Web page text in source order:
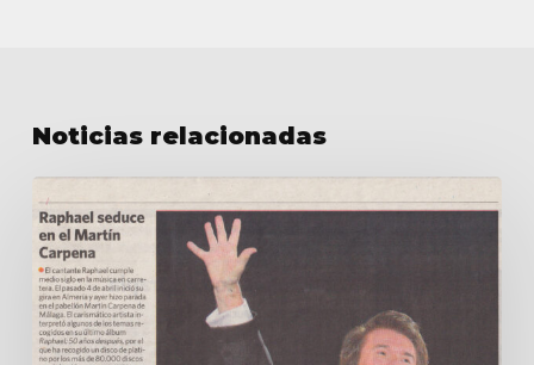
Noticias relacionadas
seduce
en
el
Martín
Carpena